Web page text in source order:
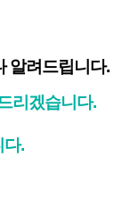
알려드립니다.
리겠습니다.
다.